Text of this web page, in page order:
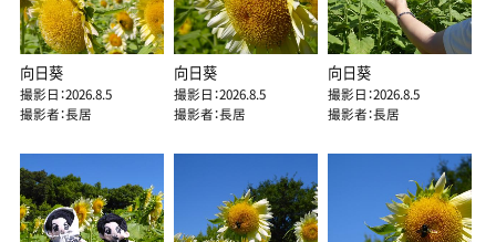
向日葵
撮影日：2026.8.5
撮影者：長居
向日葵
撮影日：2026.8.5
撮影者：長居
向日葵
撮影日：2026.8.5
撮影者：長居